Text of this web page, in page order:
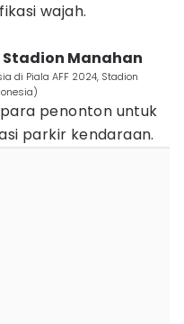
wajah.
Manahan
di Piala AFF 2024, Stadion
penonton untuk
parkir kendaraan.